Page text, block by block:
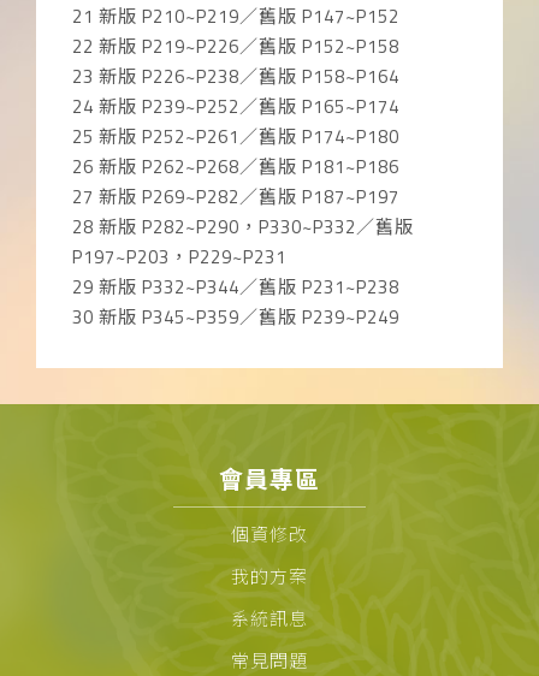
21 新版 P210~P219／舊版 P147~P152
22 新版 P219~P226／舊版 P152~P158
23 新版 P226~P238／舊版 P158~P164
24 新版 P239~P252／舊版 P165~P174
25 新版 P252~P261／舊版 P174~P180
26 新版 P262~P268／舊版 P181~P186
27 新版 P269~P282／舊版 P187~P197
28 新版 P282~P290，P330~P332／舊版
P197~P203，P229~P231
29 新版 P332~P344／舊版 P231~P238
30 新版 P345~P359／舊版 P239~P249
會員專區
個資修改
我的方案
系統訊息
常見問題